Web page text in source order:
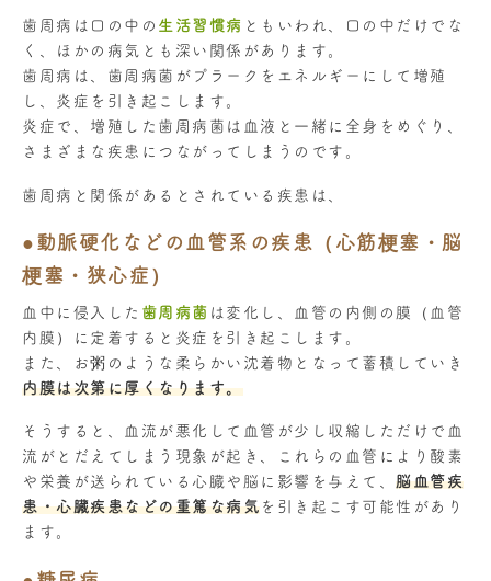
歯周病は口の中の 生活習慣病 ともいわれ、口の中だけでな
く、ほかの病気とも深い関係があります。
歯周病は、歯周病菌がプラークをエネルギーにして増殖
し、炎症を引き起こします。
炎症で、増殖した歯周病菌は血液と一緒に全身をめぐり、
さまざまな疾患につながってしまうのです。
歯周病と関係があるとされている疾患は、
●動脈硬化などの血管系の疾患（心筋梗塞・脳
梗塞・狭心症）
血中に侵入した 歯周病菌 は変化し、血管の内側の膜（血管
内膜）に定着すると炎症を引き起こします。
また、お粥のような柔らかい沈着物となって蓄積していき
内膜は次第に厚くなります。
そうすると、血流が悪化して血管が少し収縮しただけで血
流がとだえてしまう現象が起き、これらの血管により酸素
や栄養が送られている心臓や脳に影響を与えて、 脳血管疾
患・心臓疾患などの重篤な病気 を引き起こす可能性があり
ます。